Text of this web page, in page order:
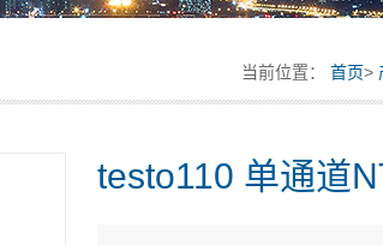
当前位置： 首页>
testo110 单通道